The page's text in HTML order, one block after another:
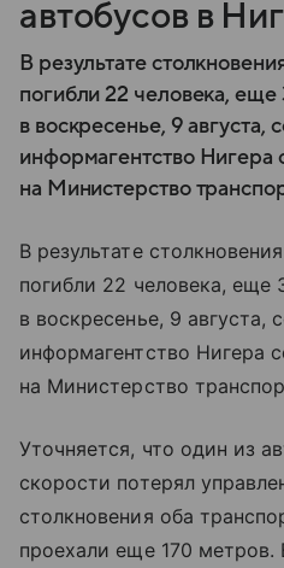
автобусов в
В результате
погибли 22 человека,
в воскресенье, 9 августа,
информагентство Нигера
на Министерство
В результате
погибли 22 человека, еще
в воскресенье, 9 августа,
информагентство Нигера
на Министерство
Уточняется, что один из
скорости потерял
столкновения оба
проехали еще 170 метров.